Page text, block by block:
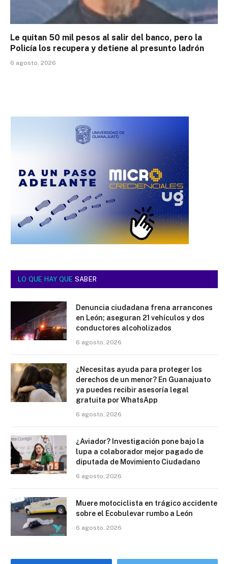
Le quitan 50 mil pesos al salir del banco, pero la
Policía los recupera y detiene al presunto ladrón
6 agosto, 2026
LO QUE HAY QUE SABER
Denuncia ciudadana frena arrancones
en León; aseguran 21 vehículos y dos
conductores alcoholizados
6 agosto, 2026
¿Necesitas ayuda para proteger los
derechos de un menor? En Guanajuato
ya puedes recibir asesoría legal
gratuita por WhatsApp
6 agosto, 2026
¿Aviador? Investigación pone bajo la
lupa a colaborador mejor pagado de
diputada de Movimiento Ciudadano
6 agosto, 2026
Muere motociclista en trágico accidente
sobre el Ecobulevar rumbo a León
6 agosto, 2026